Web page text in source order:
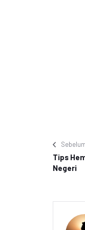
Tips
Negeri